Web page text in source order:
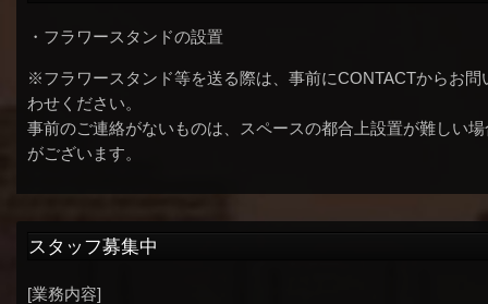
・フラワースタンドの設置
※フラワースタンド等を送る際は、事前にCONTACTからお問
わせください。
事前のご連絡がないものは、スペースの都合上設置が難しい場
がございます。
スタッフ募集中
[業務内容]